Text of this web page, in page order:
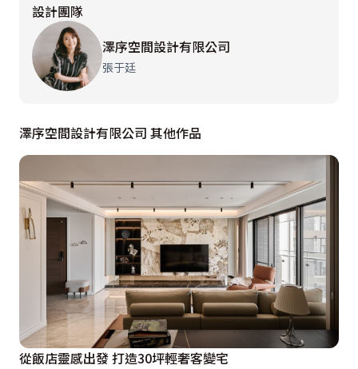
食、熱炒各隅，確保賓客眾多也足夠容納──其中，圓形
餐桌與多層次橢圓、正圓天花板相互爭輝，輔以水晶吊燈
激盪尊榮質感；大型輕食中島囊括複合機能，鑲嵌IH
爐、洗手槽、升降插座等等，功能一應俱全。串聯客廳與
鈦金屬、玻璃、石材等繁複媒材，獨具穿透特性，既流暢
又顯氣勢磅礡。值得一提的是，象徵豪奢、瑰麗的大理石
元素恰貼合屋主心之所嚮，便彷彿魅影般無處不在，舉凡
地坪、壁面甚或窗框、門框、踢腳皆巧借大理石收邊，演
繹卓爾不凡的層峰語彙。
另一方面，連結各樓層的階梯正好座落全屋正中央，設計
者希望透過巧思灌注詮釋該亮點，遂將踏面加寬輔以大理
石鋪墊、燈帶照明、鍍鈦圓弧扶手，雕塑品在側，使之不
再只是階梯，猶如扶搖直上的有機體，隱隱散發旺盛生
設計團隊
澤序空間設計有限公司
張于廷
澤序空間設計有限公司 其他作品
從飯店靈感出發 打造30坪輕奢客變宅